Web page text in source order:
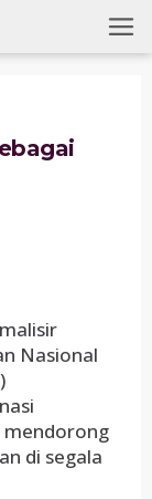
Nasional
mendorong
di segala